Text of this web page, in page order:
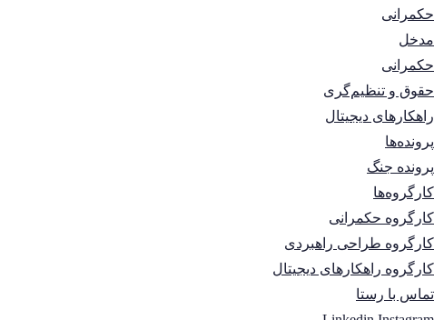
حکمرانی
مدخل
حکمرانی
حقوق و تنظیم‌گری
راهکارهای دیجیتال
پرونده‌ها
پرونده جنگ
کارگروه‌ها
کارگروه حکمرانی
کارگروه طراحی راهبردی
کارگروه راهکارهای دیجیتال
تماس با رستا